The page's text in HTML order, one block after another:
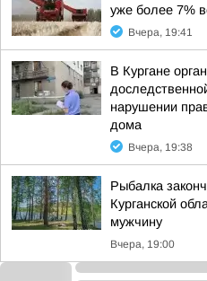
уже более 7%
Вчера, 19:41
В Кургане
нарушении
дома
Вчера, 19:38
Рыбалка
Курганской
мужчину
Вчера, 19:00